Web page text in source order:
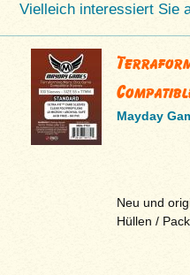
Vielleich interessiert Sie
Mayday
Neu und
Hüllen /